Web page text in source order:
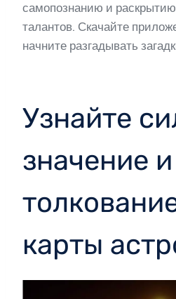
самопознанию и
талантов. Скачайте
начните разгадывать
Узнайте
значение и
карты